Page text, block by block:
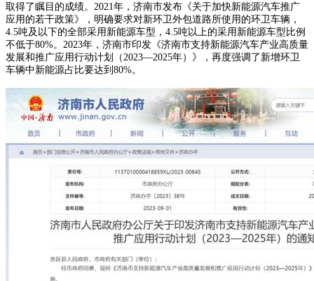
取得了瞩目的成绩。2021年，济南市发布《关于加快新能源汽车推广
应用的若干政策》，明确要求对新环卫外包道路所使用的环卫车辆，
4.5吨及以下的全部采用新能源车型，4.5吨以上的采用新能源车型比例
不低于80%。2023年，济南市印发《济南市支持新能源汽车产业高质量
发展和推广应用行动计划（2023—2025年）》，再度强调了新增环卫
车辆中新能源占比要达到80%。